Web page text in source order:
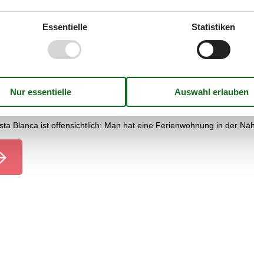
in diesen Zeiten eine der angesagtesten Arten, um Urlaub zu
zeichnet sich ein neuer Trend ab, was die Unterkünfte angeht.
häufiger apartments in Costa Blanca mieten, könnte der Trend
in die eigenen vier Wände. Dieses "Einigeln" findet
eine entsprechende Unterkunft sucht, hat mit einem
Blanca ist offensichtlich: Man hat eine Ferienwohnung in der
Essentielle Statistiken